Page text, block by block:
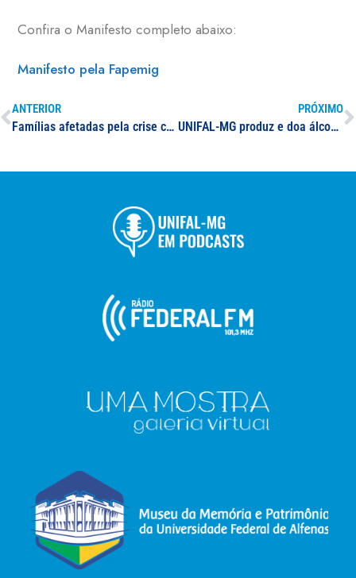
Confira o Manifesto completo abaixo:
Manifesto pela Fapemig
ANTERIOR
Famílias afetadas pela crise causada pela pandemia recebem cestas arrecadadas pelo projeto UNIFAL-MG em Sintonia em Alfenas; mais de 50 cestas já foram doadas
PRÓXIMO
UNIFAL-MG produz e doa álcool 70% ao sistema de saúde público de Poços de Caldas; a Santa Casa e a Secretaria de Saúde foram beneficiadas pela iniciativa de enfrentamento ao coronavírus